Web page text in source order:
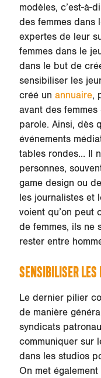
modèles, c’est-à-
des femmes dans
expertes de leur
femmes dans le
dans le but de
sensibiliser les
créé un annuaire,
avant des
parole. Ainsi, dès
événements
tables rondes… Il
personnes,
game design ou
les journalistes et
voient qu’on peut
de femmes, ils ne
rester entre
SENSIBILISER LES
Le dernier pilier
de manière
syndicats
communiquer sur
dans les studios
On met également